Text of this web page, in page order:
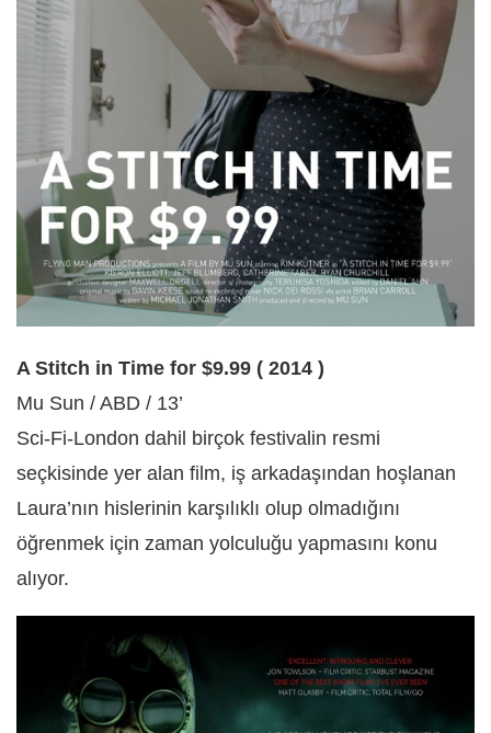
A Stitch in Time for $9.99 ( 2014 )
Mu Sun / ABD / 13’
Sci-Fi-London dahil birçok festivalin resmi
seçkisinde yer alan film, iş arkadaşından hoşlanan
Laura’nın hislerinin karşılıklı olup olmadığını
öğrenmek için zaman yolculuğu yapmasını konu
alıyor.